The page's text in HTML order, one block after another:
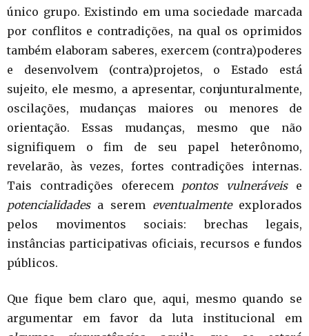
único grupo. Existindo em uma sociedade marcada
por conflitos e contradições, na qual os oprimidos
também elaboram saberes, exercem (contra)poderes
e desenvolvem (contra)projetos, o Estado está
sujeito, ele mesmo, a apresentar, conjunturalmente,
oscilações, mudanças maiores ou menores de
orientação. Essas mudanças, mesmo que não
signifiquem o fim de seu papel heterônomo,
revelarão, às vezes, fortes contradições internas.
Tais contradições oferecem pontos vulneráveise
potencialidadesa serem eventualmenteexplorados
pelos movimentos sociais: brechas legais,
instâncias participativas oficiais, recursos e fundos
públicos.
Que fique bem claro que, aqui, mesmo quando se
argumentar em favor da luta institucional em